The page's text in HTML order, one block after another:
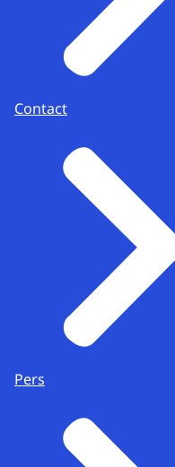
Contact
Pers